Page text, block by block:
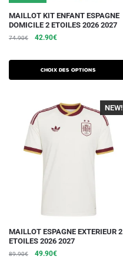
produit
MAILLOT KIT ENFANT ESPAGNE
DOMICILE 2 ETOILES 2026 2027
74.90€
Le
initial
était :
74.90€.
42.90€Le
actuel
est :
42.90€.
Choix des options
Ce
produit
a
plusieurs
variations.
peuvent
choisies
-40%
NEW!
MAILLOT ESPAGNE EXTERIEUR 2
ETOILES 2026 2027
89.90€
Le
49.90€Le
Ce
produit
a